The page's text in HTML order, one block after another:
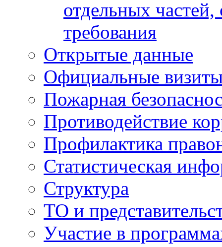
отдельных
требования
Открытые данные
Официальные
Пожарная
Противодействие
Профилактика
Статистическая
Структура
ТО и
Участие в